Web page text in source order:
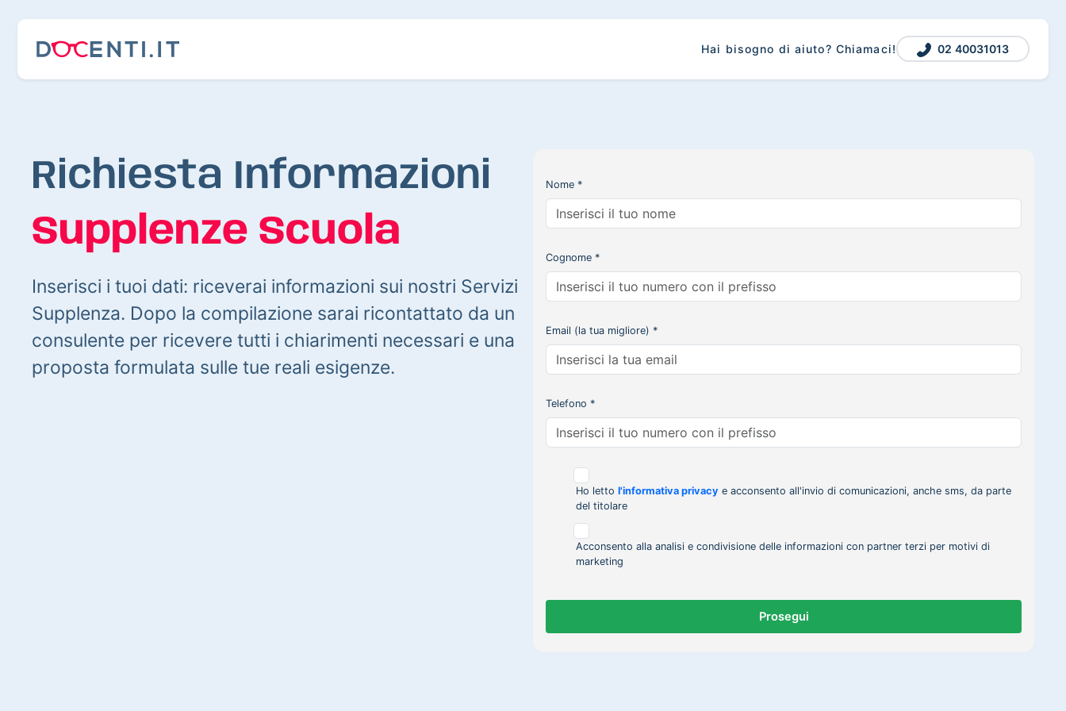
Hai bisogno di aiuto? Chiamaci! 02 40031013
Richiesta Informazioni
Supplenze Scuola
Inserisci i tuoi dati: riceverai informazioni sui nostri Servizi
Supplenza. Dopo la compilazione sarai ricontattato da un
consulente per ricevere tutti i chiarimenti necessari e una
proposta formulata sulle tue reali esigenze.
Nome *
Cognome *
Email (la tua migliore) *
Telefono *
Ho letto l'informativa privacy e acconsento all'invio di comunicazioni, anche sms, da parte
del titolare
Acconsento alla analisi e condivisione delle informazioni con partner terzi per motivi di
marketing